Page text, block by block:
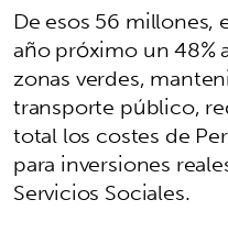
De esos 56
año próximo un 48%
zonas verdes,
transporte público,
total los costes de
para inversiones
Servicios Sociales.